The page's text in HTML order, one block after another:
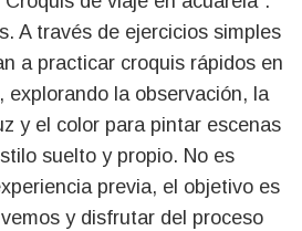
A través de ejercicios simples
a practicar croquis rápidos en
explorando la observación, la
y el color para pintar escenas
suelto y propio. No es
previa, el objetivo es
y disfrutar del proceso